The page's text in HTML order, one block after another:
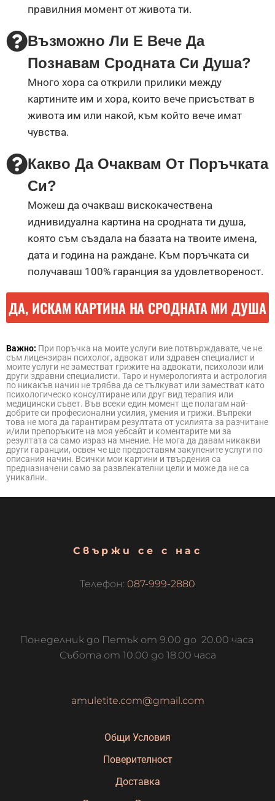
правилния момент от живота ти.
Възможно Ли Е Вече Да
Познавам Сродната Си Душа?
Много хора са открили прилики между
картините им и хора, които вече присъстват в
живота им или накой, към който вече имат
чувства.
Какво Да Очаквам От Поръчката
Си?
Можеш да очакваш вискокачествена
иднивидуална картина на сродната ти душа,
която съм създала на базата на твоите имена,
дата и година на раждане. Към поръчката си
получаваш 100% гаранция за удовлетвореност.
ДА, ИСКАМ КАРТИНА НА СРОДНАТА МИ ДУША
Важно: При поръчка на моите услуги вие потвърждавате, че не
съм лицензиран психолог, адвокат или здравен специалист и
моите услуги не заместват грижите на адвокати, психолози или
други здравни специалисти. Таро и нумерологията и астрология
по никакъв начин не трябва да се тълкуват или заместват като
психологическо консултиране или друг вид терапия или
медицински съвет. Във всеки един момент ще полагам най-
добрите си професионални усилия, умения и грижи. Въпреки
това не мога да гарантирам резултата от усилията за разчитане
и/или препоръките на моя уебсайт и коментарите ми за
резултата са само израз на мнение. Не мога да давам никакви
други гаранции, освен че ще предоставям закупените услуги по
описания начин. Всички мои картини и твърдения са
предназначени само за развлекателни цели и може да не са
уникални.
Свържи се с нас
Телефон: 087-999-2880
Понеделник до Петък от 9.00 до 20.00 часа
Събота от 10.00 до 18.00 часа
amuletite.com@gmail.com
Общи Условия
Поверителност
Доставка